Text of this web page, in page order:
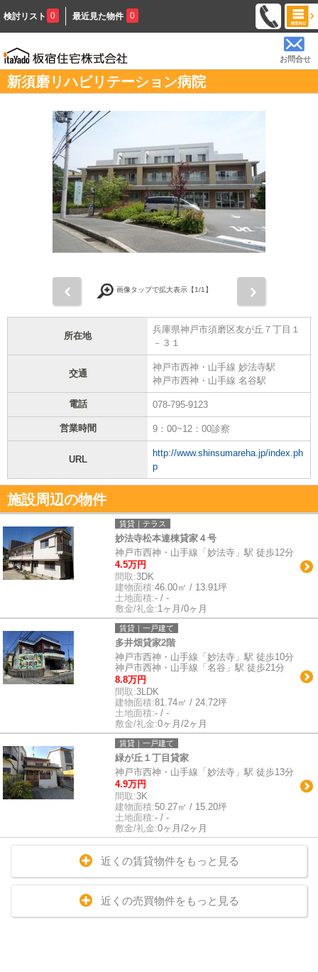
検討リスト 0 最近見た物件 0
お問合せ
新須磨リハビリテーション病院
画像タップで拡大表示【1/1】
所在地
兵庫県神戸市須磨区友が丘７丁目１
－３１
交通
神戸市西神・山手線 妙法寺駅
神戸市西神・山手線 名谷駅
電話 078-795-9123
営業時間 9：00~12：00診察
URL
http://www.shinsumareha.jp/index.ph
p
施設周辺の物件
賃貸｜テラス
妙法寺松本連棟貸家４号
神戸市西神・山手線「妙法寺」駅 徒歩12分
4.5万円
間取:3DK
建物面積:46.00㎡ / 13.91坪
土地面積:- / -
敷金/礼金:1ヶ月/0ヶ月
賃貸｜一戸建て
多井畑貸家2階
神戸市西神・山手線「妙法寺」駅 徒歩10分
神戸市西神・山手線「名谷」駅 徒歩21分
8.8万円
間取:3LDK
建物面積:81.74㎡ / 24.72坪
土地面積:- / -
敷金/礼金:0ヶ月/2ヶ月
賃貸｜一戸建て
緑が丘１丁目貸家
神戸市西神・山手線「妙法寺」駅 徒歩13分
4.9万円
間取:3K
建物面積:50.27㎡ / 15.20坪
土地面積:- / -
敷金/礼金:0ヶ月/2ヶ月
近くの賃貸物件をもっと見る
近くの売買物件をもっと見る